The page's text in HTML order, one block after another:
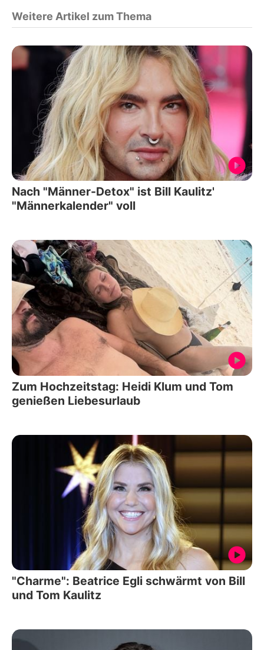
Weitere Artikel zum Thema
Nach "Männer-Detox" ist Bill Kaulitz'
"Männerkalender" voll
Zum Hochzeitstag: Heidi Klum und Tom
genießen Liebesurlaub
"Charme": Beatrice Egli schwärmt von Bill
und Tom Kaulitz